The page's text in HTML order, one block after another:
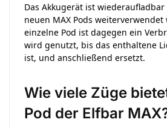
Das Akkugerät ist
neuen MAX Pods
einzelne Pod ist dagegen ein
wird genutzt, bis das enthaltene
ist, und anschließend ersetzt.
Wie viele Züge
Pod der Elfbar